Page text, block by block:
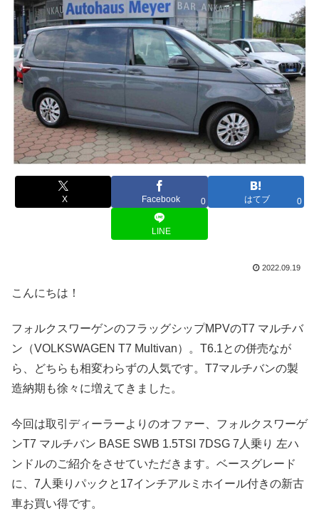
X Facebook 0 はてブ 0
LINE
2022.09.19
こんにちは！
フォルクスワーゲンのフラッグシップMPVのT7 マルチバ
ン（VOLKSWAGEN T7 Multivan）。T6.1との併売なが
ら、どちらも相変わらずの人気です。T7マルチバンの製
造納期も徐々に増えてきました。
今回は取引ディーラーよりのオファー、フォルクスワーゲ
ンT7 マルチバン BASE SWB 1.5TSI 7DSG 7人乗り 左ハ
ンドルのご紹介をさせていただきます。ベースグレード
に、7人乗りパックと17インチアルミホイール付きの新古
車お買い得です。